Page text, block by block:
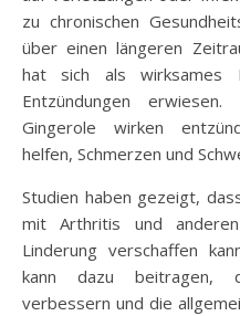
zu chronischen
über einen längeren
hat sich als wirksames
Entzündungen
Gingerole wirken
helfen, Schmerzen und
Studien haben gezeigt,
mit Arthritis und anderen
Linderung verschaffen
kann dazu beitragen,
verbessern und die